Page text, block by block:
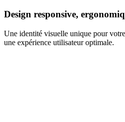
Design responsive,
Une identité visuelle unique pour
une expérience utilisateur optimale.